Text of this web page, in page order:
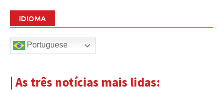
IDIOMA
Portuguese
| As três notícias mais lidas: